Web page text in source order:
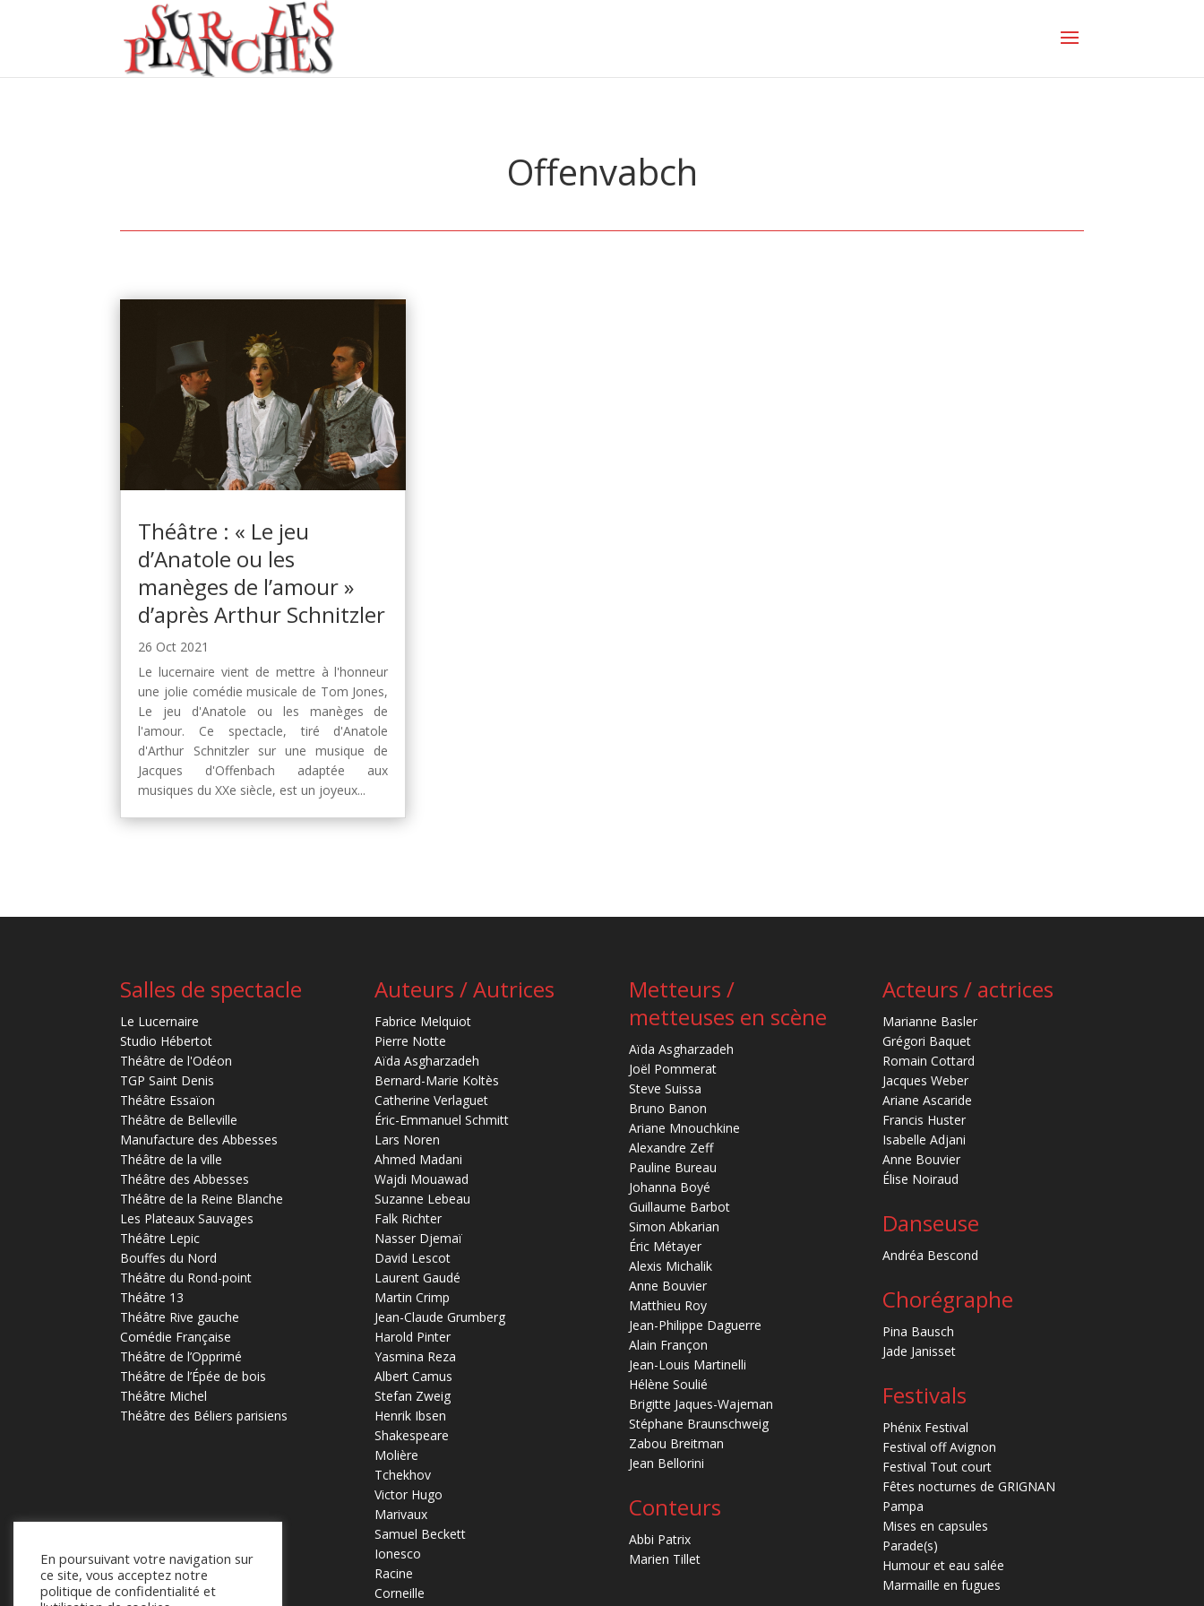
Offenvabch
Théâtre : « Le jeu
d’Anatole ou les
manèges de l’amour »
d’après Arthur Schnitzler
26 Oct 2021
Le lucernaire vient de mettre à l'honneur
une jolie comédie musicale de Tom Jones,
Le jeu d'Anatole ou les manèges de
l'amour. Ce spectacle, tiré d'Anatole
d'Arthur Schnitzler sur une musique de
Jacques d'Offenbach adaptée aux
musiques du XXe siècle, est un joyeux...
Salles de spectacle
Le Lucernaire
Studio Hébertot
Théâtre de l'Odéon
TGP Saint Denis
Théâtre Essaïon
Théâtre de Belleville
Manufacture des Abbesses
Théâtre de la ville
Théâtre des Abbesses
Théâtre de la Reine Blanche
Les Plateaux Sauvages
Théâtre Lepic
Bouffes du Nord
Théâtre du Rond-point
Théâtre 13
Théâtre Rive gauche
Comédie Française
Théâtre de l’Opprimé
Théâtre de l’Épée de bois
Théâtre Michel
Théâtre des Béliers parisiens
Auteurs / Autrices
Fabrice Melquiot
Pierre Notte
Aïda Asgharzadeh
Bernard-Marie Koltès
Catherine Verlaguet
Éric-Emmanuel Schmitt
Lars Noren
Ahmed Madani
Wajdi Mouawad
Suzanne Lebeau
Falk Richter
Nasser Djemaï
David Lescot
Laurent Gaudé
Martin Crimp
Jean-Claude Grumberg
Harold Pinter
Yasmina Reza
Albert Camus
Stefan Zweig
Henrik Ibsen
Shakespeare
Molière
Tchekhov
Victor Hugo
Marivaux
Samuel Beckett
Ionesco
Racine
Corneille
Metteurs /
metteuses en scène
Aïda Asgharzadeh
Joël Pommerat
Steve Suissa
Bruno Banon
Ariane Mnouchkine
Alexandre Zeff
Pauline Bureau
Johanna Boyé
Guillaume Barbot
Simon Abkarian
Éric Métayer
Alexis Michalik
Anne Bouvier
Matthieu Roy
Jean-Philippe Daguerre
Alain Françon
Jean-Louis Martinelli
Hélène Soulié
Brigitte Jaques-Wajeman
Stéphane Braunschweig
Zabou Breitman
Jean Bellorini
Conteurs
Abbi Patrix
Marien Tillet
Acteurs / actrices
Marianne Basler
Grégori Baquet
Romain Cottard
Jacques Weber
Ariane Ascaride
Francis Huster
Isabelle Adjani
Anne Bouvier
Élise Noiraud
Danseuse
Andréa Bescond
Chorégraphe
Pina Bausch
Jade Janisset
Festivals
Phénix Festival
Festival off Avignon
Festival Tout court
Fêtes nocturnes de GRIGNAN
Pampa
Mises en capsules
Parade(s)
Humour et eau salée
Marmaille en fugues
En poursuivant votre navigation sur
ce site, vous acceptez notre
politique de confidentialité et